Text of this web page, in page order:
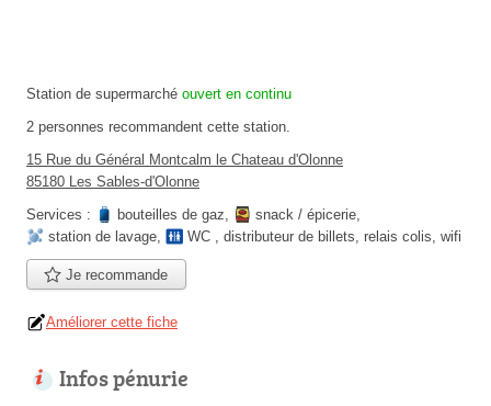
Station de supermarché ouvert en continu
2 personnes recommandent cette station.
15 Rue du Général Montcalm le Chateau d'Olonne
85180 Les Sables-d'Olonne
Services :
bouteilles de gaz, snack / épicerie,
station de lavage, WC , distributeur de billets, relais colis, wifi
Je recommande
Améliorer cette fiche
Infos pénurie